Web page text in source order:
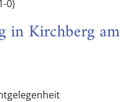
0)
in Kirchberg am